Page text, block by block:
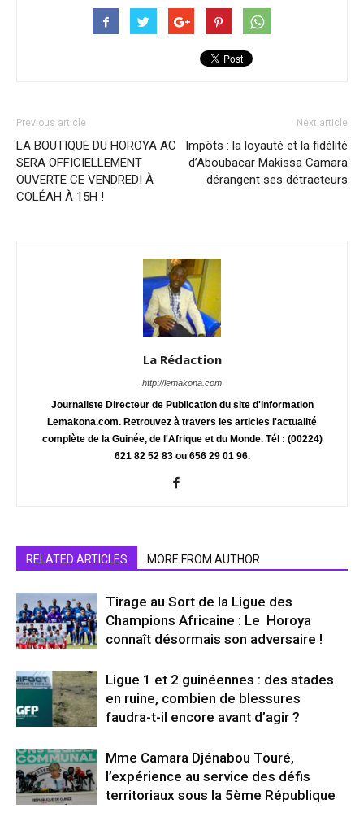
Previous article
LA BOUTIQUE DU HOROYA AC
SERA OFFICIELLEMENT
OUVERTE CE VENDREDI À
COLÉAH À 15H !
Next article
Impôts : la loyauté et la fidélité
d’Aboubacar Makissa Camara
dérangent ses détracteurs
La Rédaction
http://lemakona.com
Journaliste Directeur de Publication du site d'information
Lemakona.com. Retrouvez à travers les articles l'actualité
complète de la Guinée, de l'Afrique et du Monde. Tél : (00224)
621 82 52 83 ou 656 29 01 96.
RELATED ARTICLES MORE FROM AUTHOR
Tirage au Sort de la Ligue des
Champions Africaine : Le Horoya
connaît désormais son adversaire !
Ligue 1 et 2 guinéennes : des stades
en ruine, combien de blessures
faudra-t-il encore avant d’agir ?
Mme Camara Djénabou Touré,
l’expérience au service des défis
territoriaux sous la 5ème République